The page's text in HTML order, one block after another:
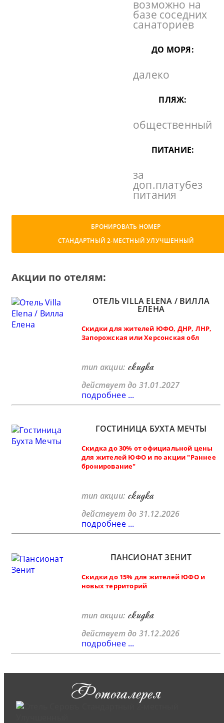
возможно на
базе соседних
санаториев
ДО МОРЯ:
далеко
ПЛЯЖ:
общественный
ПИТАНИЕ:
за
доп.платубез
питания
БРОНИРОВАТЬ НОМЕР
СТАНДАРТНЫЙ 2-МЕСТНЫЙ УЛУЧШЕННЫЙ
Акции по отелям:
ОТЕЛЬ VILLA ELENA / ВИЛЛА
ЕЛЕНА
Скидки для жителей ЮФО, ДНР, ЛНР,
Запорожская или Херсонская обл
тип акции: скидка
действует до 31.01.2027
подробнее ...
ГОСТИНИЦА БУХТА МЕЧТЫ
Скидка до 30% от официальной цены
для жителей ЮФО и по акции "Раннее
бронирование"
тип акции: скидка
действует до 31.12.2026
подробнее ...
ПАНСИОНАТ ЗЕНИТ
Скидки до 15% для жителей ЮФО и
новых территорий
тип акции: скидка
действует до 31.12.2026
подробнее ...
Фотогалерея